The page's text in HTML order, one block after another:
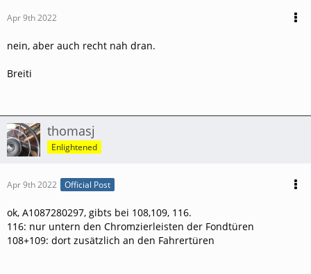
Apr 9th 2022
nein, aber auch recht nah dran.
Breiti
thomasj
Enlightened
Apr 9th 2022 Official Post
ok, A1087280297, gibts bei 108,109, 116.
116: nur untern den Chromzierleisten der Fondtüren
108+109: dort zusätzlich an den Fahrertüren